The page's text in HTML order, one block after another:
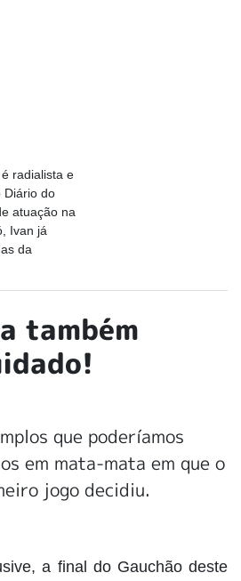
radialista e
Diário do
atuação na
Ivan já
da
também
que poderíamos
em mata-mata em que o
jogo decidiu.
a final do Gauchão deste